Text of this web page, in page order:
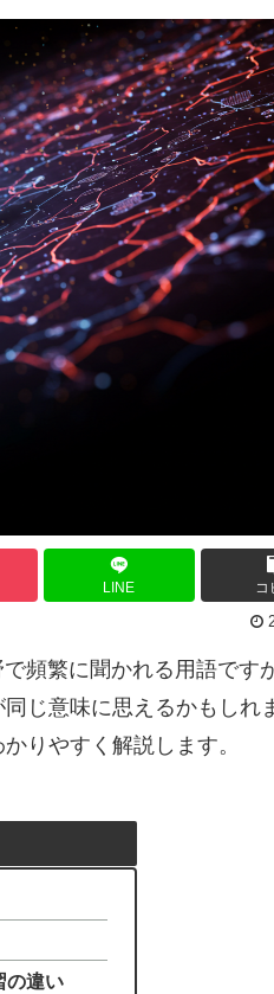
LINE コ
頻繁に聞かれる用語です
じ意味に思えるかもしれ
りやすく解説します。
の違い